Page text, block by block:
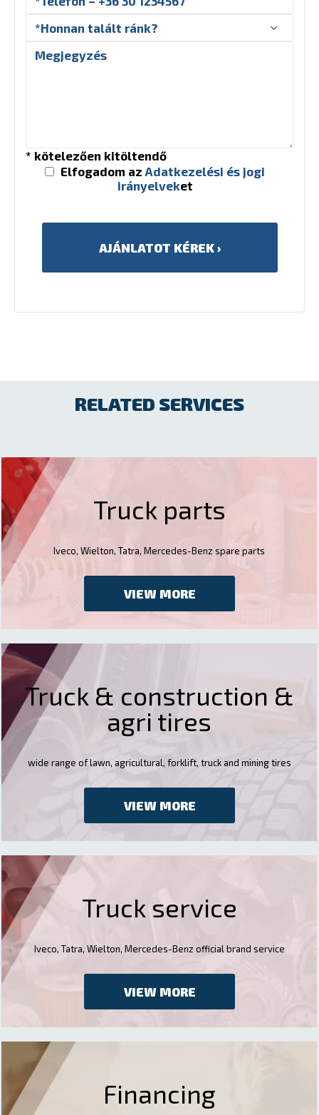
* kötelezően kitöltendő
Elfogadom az Adatkezelési és jogi
irányelveket
RELATED SERVICES
Truck parts
Iveco, Wielton, Tatra, Mercedes-Benz spare parts
VIEW MORE
Truck & construction &
agri tires
wide range of lawn, agricultural, forklift, truck and mining tires
VIEW MORE
Truck service
Iveco, Tatra, Wielton, Mercedes-Benz official brand service
VIEW MORE
Financing